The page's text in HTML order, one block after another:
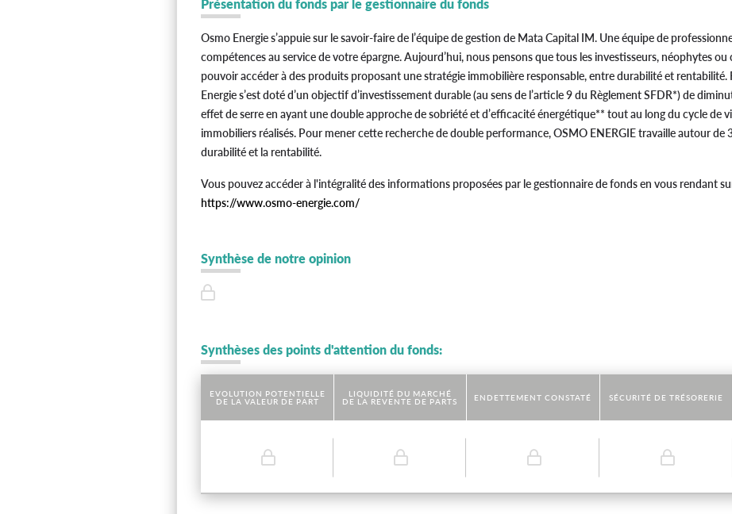
Présentation du fonds par le gestionnaire du fonds
Osmo Energie s’appuie sur le savoir-faire de l’équipe de gestion de Mata Capital IM. Une équipe de
compétences au service de votre épargne. Aujourd’hui, nous pensons que tous les investisseurs, néophytes
pouvoir accéder à des produits proposant une stratégie immobilière responsable, entre durabilité et rentabilité.
Energie s’est doté d’un objectif d’investissement durable (au sens de l’article 9 du Règlement SFDR*) de
effet de serre en ayant une double approche de sobriété et d’efficacité énergétique** tout au long du cycle de
immobiliers réalisés. Pour mener cette recherche de double performance, OSMO ENERGIE travaille autour de
durabilité et la rentabilité.
Vous pouvez accéder à l'intégralité des informations proposées par le gestionnaire de fonds en vous rendant
https://www.osmo-energie.com/
Synthèse de notre opinion
Synthèses des points d'attention du fonds:
EVOLUTION POTENTIELLE
DE LA VALEUR DE PART
LIQUIDITÉ DU MARCHÉ
DE LA REVENTE DE PARTS
ENDETTEMENT CONSTATÉ SÉCURITÉ DE TRÉSORERIE